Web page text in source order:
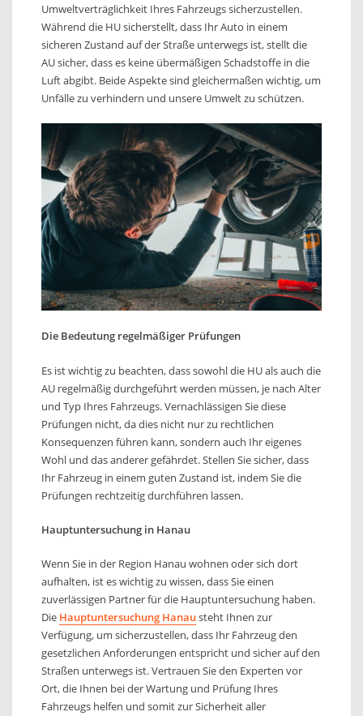
Umweltverträglichkeit Ihres Fahrzeugs sicherzustellen.
Während die HU sicherstellt, dass Ihr Auto in einem
sicheren Zustand auf der Straße unterwegs ist, stellt die
AU sicher, dass es keine übermäßigen Schadstoffe in die
Luft abgibt. Beide Aspekte sind gleichermaßen wichtig, um
Unfälle zu verhindern und unsere Umwelt zu schützen.
Die Bedeutung regelmäßiger Prüfungen
Es ist wichtig zu beachten, dass sowohl die HU als auch die
AU regelmäßig durchgeführt werden müssen, je nach Alter
und Typ Ihres Fahrzeugs. Vernachlässigen Sie diese
Prüfungen nicht, da dies nicht nur zu rechtlichen
Konsequenzen führen kann, sondern auch Ihr eigenes
Wohl und das anderer gefährdet. Stellen Sie sicher, dass
Ihr Fahrzeug in einem guten Zustand ist, indem Sie die
Prüfungen rechtzeitig durchführen lassen.
Hauptuntersuchung in Hanau
Wenn Sie in der Region Hanau wohnen oder sich dort
aufhalten, ist es wichtig zu wissen, dass Sie einen
zuverlässigen Partner für die Hauptuntersuchung haben.
Die Hauptuntersuchung Hanausteht Ihnen zur
Verfügung, um sicherzustellen, dass Ihr Fahrzeug den
gesetzlichen Anforderungen entspricht und sicher auf den
Straßen unterwegs ist. Vertrauen Sie den Experten vor
Ort, die Ihnen bei der Wartung und Prüfung Ihres
Fahrzeugs helfen und somit zur Sicherheit aller